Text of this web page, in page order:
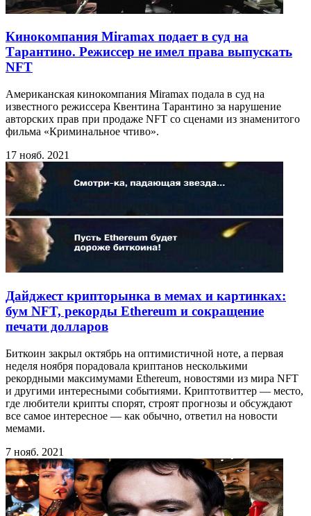
Кинокомпания Miramax подает в суд на
Тарантино. Режиссер не имел права выпускать
NFT
Американская кинокомпания Miramax подала в суд на
известного режиссера Квентина Тарантино за нарушение
авторских прав при продаже NFT со сценами из знаменитого
фильма «Криминальное чтиво».
17 нояб. 2021
Дайджест крипторынка в мемах и картинках:
бум NFT, рекорды Ethereum и сокращение
печати долларов
Биткоин закрыл октябрь на оптимистичной ноте, а первая
неделя ноября порадовала криптанов несколькими
рекордными максимумами Ethereum, новостями из мира NFT
и другими интересными событиями. Криптотвиттер — место,
где любители крипты спорят, строят прогнозы и обсуждают
все самое интересное — как обычно, ответил на новости
мемами.
7 нояб. 2021